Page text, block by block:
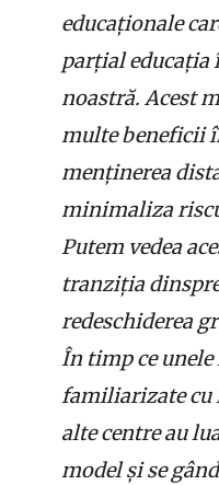
educaționale
parțial educația
noastră. Acest
multe beneficii
menținerea
minimaliza
Putem vedea
tranziția
redeschiderea
În timp ce
familiarizate cu
alte centre au
model și se